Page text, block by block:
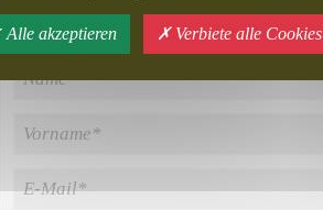
Kontakt
Alle akzeptieren Verbiete alle Cookies